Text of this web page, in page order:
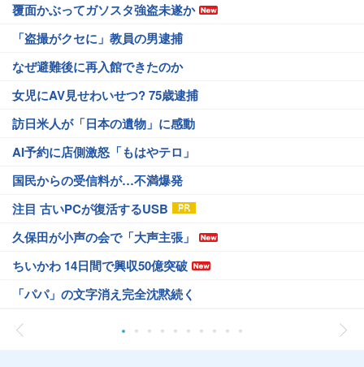
覆面かぶってガソスタ強盗未遂か
「盗撮がクセに」教員の男逮捕
なぜ避難後に再入館できたのか
女児にAV見せわいせつ? 75歳逮捕
訪日米人が「日本の遺物」に感動
AI予約に店側激怒「もはやテロ」
国民からの受信料が…不満爆発
注目 古いPCが復活するUSB
久保田が小声の会で「大声主張」
ちいかわ 14日間で興収50億突破
「パパ」の文字消え完全沈黙続く